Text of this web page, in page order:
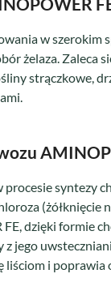
w
żelaza. Zaleca
strączkowe,
procesie syntezy
dzięki formie
jego
i